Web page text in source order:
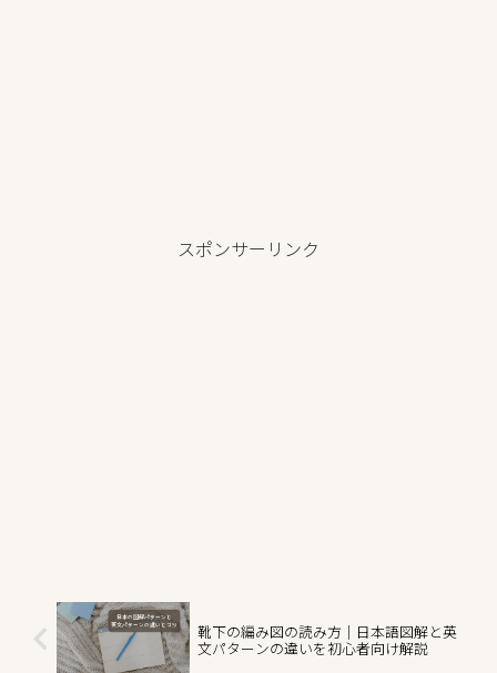
スポンサーリンク
靴下の編み図の読み方｜日本語図解と英
文パターンの違いを初心者向け解説